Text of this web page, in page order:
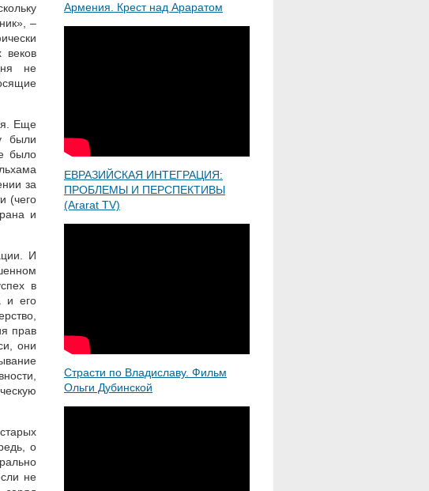
–
веков
не
Еще
были
было
за
(чего
и
И
в
и его
прав
они
о
не
Армения. Крест над Араратом
ЕВРАЗИЙСКАЯ ИНТЕГРАЦИЯ:
ПРОБЛЕМЫ И ПЕРСПЕКТИВЫ
(Ararat TV)
Страсти по Владиславу. Фильм
Ольги Дубинской